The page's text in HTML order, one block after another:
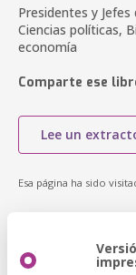
Presidentes y
Ciencias políticas,
economía
Comparte ese
Lee un
Esa página ha sido